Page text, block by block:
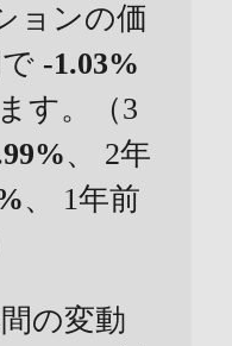
ョンの価
-1.03%
す。（3
、 2年
、 1年前
の変動